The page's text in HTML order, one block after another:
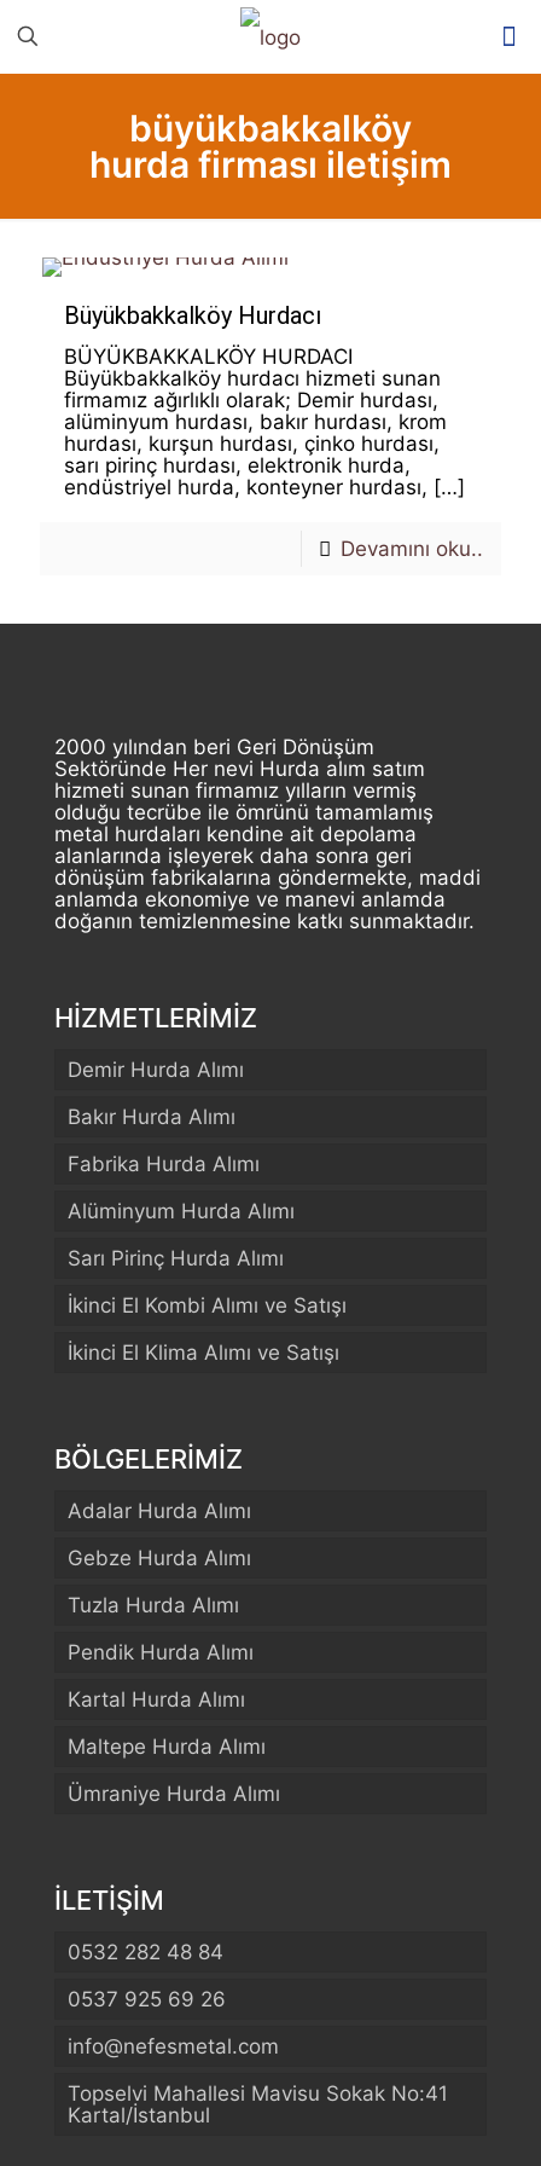
büyükbakkalköy
hurda firması iletişim
Büyükbakkalköy Hurdacı
BÜYÜKBAKKALKÖY HURDACI
Büyükbakkalköy hurdacı hizmeti sunan
firmamız ağırlıklı olarak; Demir hurdası,
alüminyum hurdası, bakır hurdası, krom
hurdası, kurşun hurdası, çinko hurdası,
sarı pirinç hurdası, elektronik hurda,
endüstriyel hurda, konteyner hurdası, […]
Devamını oku..
2000 yılından beri Geri Dönüşüm
Sektöründe Her nevi Hurda alım satım
hizmeti sunan firmamız yılların vermiş
olduğu tecrübe ile ömrünü tamamlamış
metal hurdaları kendine ait depolama
alanlarında işleyerek daha sonra geri
dönüşüm fabrikalarına göndermekte, maddi
anlamda ekonomiye ve manevi anlamda
doğanın temizlenmesine katkı sunmaktadır.
HİZMETLERİMİZ
Demir Hurda Alımı
Bakır Hurda Alımı
Fabrika Hurda Alımı
Alüminyum Hurda Alımı
Sarı Pirinç Hurda Alımı
İkinci El Kombi Alımı ve Satışı
İkinci El Klima Alımı ve Satışı
BÖLGELERİMİZ
Adalar Hurda Alımı
Gebze Hurda Alımı
Tuzla Hurda Alımı
Pendik Hurda Alımı
Kartal Hurda Alımı
Maltepe Hurda Alımı
Ümraniye Hurda Alımı
İLETİŞİM
0532 282 48 84
0537 925 69 26
info@nefesmetal.com
Topselvi Mahallesi Mavisu Sokak No:41
Kartal/İstanbul
Telefon